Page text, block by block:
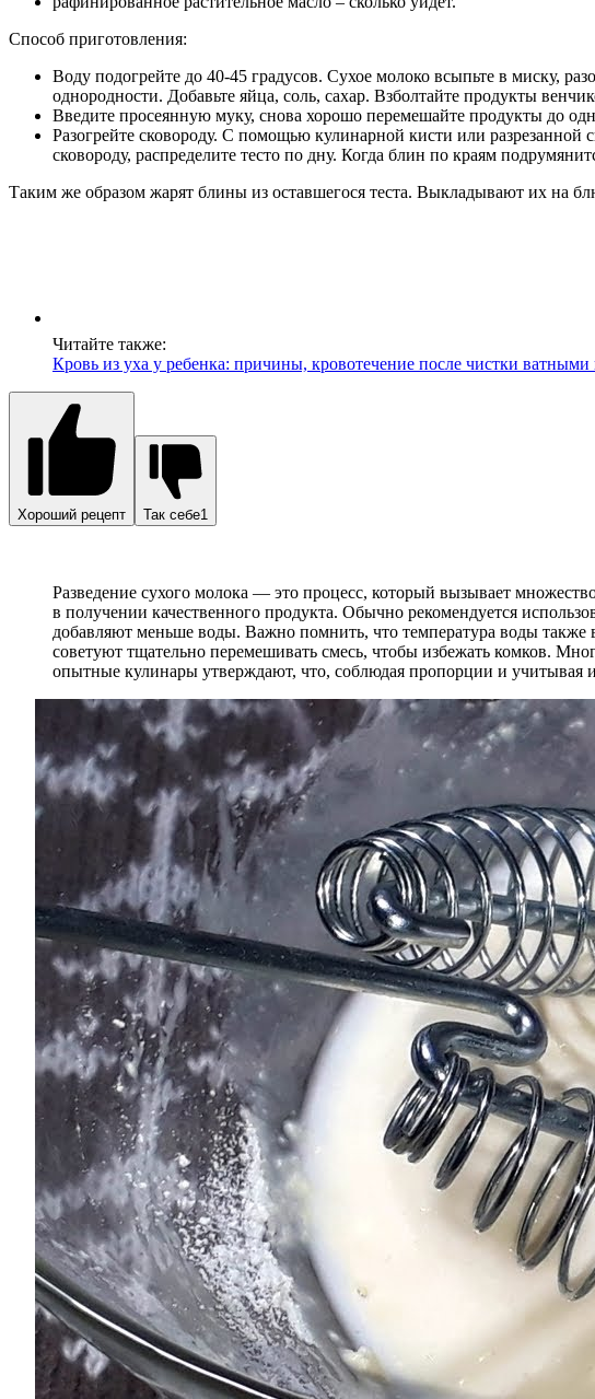
Способ приготовления:
Воду подогрейте до 40-45 градусов. Сухое молоко всыпьте в миску,
однородности. Добавьте яйца, соль, сахар. Взболтайте продукты
Введите просеянную муку, снова хорошо перемешайте продукты до
Разогрейте сковороду. С помощью кулинарной кисти или
сковороду, распределите тесто по дну. Когда блин по краям
Таким же образом жарят блины из оставшегося теста. Выкладывают их на
Читайте также:
Кровь из уха у ребенка: причины, кровотечение после чистки ватными
Хороший рецепт Так себе1
Разведение сухого молока — это процесс, который вызывает
в получении качественного продукта. Обычно рекомендуется
добавляют меньше воды. Важно помнить, что температура воды также
советуют тщательно перемешивать смесь, чтобы избежать комков.
опытные кулинары утверждают, что, соблюдая пропорции и учитывая